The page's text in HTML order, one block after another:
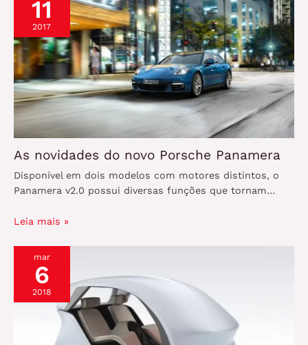
11
2017
As novidades do novo Porsche Panamera
Disponível em dois modelos com motores distintos, o
Panamera v2.0 possui diversas funções que tornam…
Leia mais »
mar
6
2018